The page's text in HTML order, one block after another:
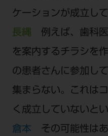
ケーションが成立し
長縄 例えば、歯科
を案内するチラシを
の患者さんに参加し
集まらない。これは
く成立していないと
倉本 その可能性は